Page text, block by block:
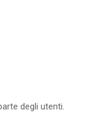
degli utenti.